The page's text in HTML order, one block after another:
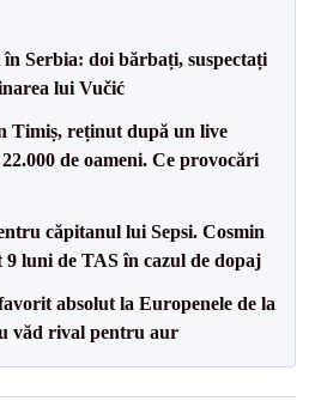
Serbia: doi bărbați, suspectați
lui Vučić
Timiș, reținut după un live
de oameni. Ce provocări
căpitanul lui Sepsi. Cosmin
9 luni de TAS în cazul de dopaj
absolut la Europenele de la
văd rival pentru aur